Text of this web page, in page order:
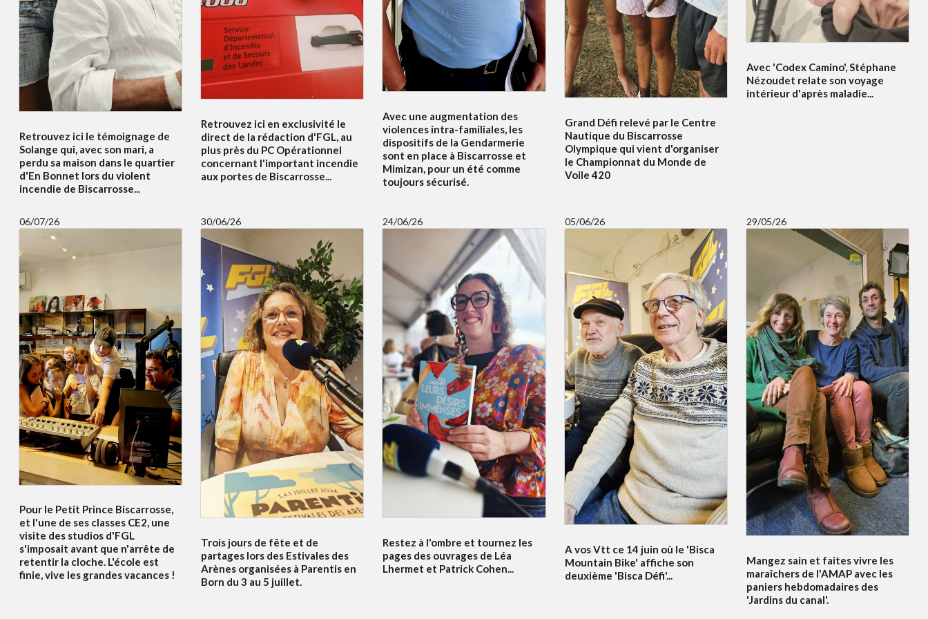
Retrouvez ici le témoignage de
Solange qui, avec son mari, a
perdu sa maison dans le quartier
d'En Bonnet lors du violent
incendie de Biscarrosse...
Retrouvez ici en exclusivité le
direct de la rédaction d'FGL, au
plus près du PC Opérationnel
concernant l'important incendie
aux portes de Biscarrosse...
Avec une augmentation des
violences intra-familiales, les
dispositifs de la Gendarmerie
sont en place à Biscarrosse et
Mimizan, pour un été comme
toujours sécurisé.
Grand Défi relevé par le Centre
Nautique du Biscarrosse
Olympique qui vient d'organiser
le Championnat du Monde de
Voile 420
Avec 'Codex Camino', Stéphane
Nézoudet relate son voyage
intérieur d'après maladie...
06/07/26
Pour le Petit Prince Biscarrosse,
et l'une de ses classes CE2, une
visite des studios d'FGL
s'imposait avant que n'arrête de
retentir la cloche. L'école est
finie, vive les grandes vacances !
30/06/26
Trois jours de fête et de
partages lors des Estivales des
Arènes organisées à Parentis en
Born du 3 au 5 juillet.
24/06/26
Restez à l'ombre et tournez les
pages des ouvrages de Léa
Lhermet et Patrick Cohen...
05/06/26
A vos Vtt ce 14 juin où le 'Bisca
Mountain Bike' affiche son
deuxième 'Bisca Défi'...
29/05/26
Mangez sain et faites vivre les
maraîchers de l'AMAP avec les
paniers hebdomadaires des
'Jardins du canal'.